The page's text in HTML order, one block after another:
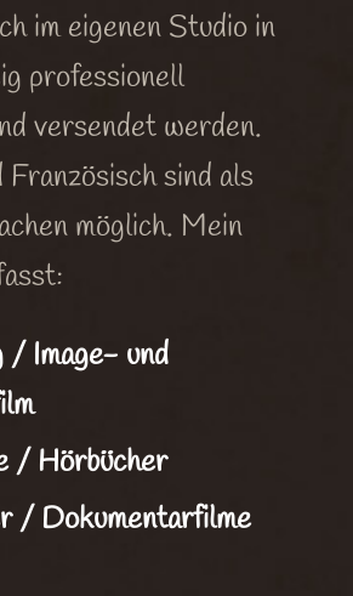
im eigenen Studio in
professionell
versendet werden.
Französisch sind als
möglich. Mein
/ Image- und
/ Hörbücher
/ Dokumentarfilme